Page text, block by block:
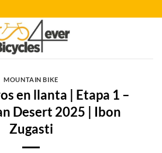
MOUNTAIN BIKE
en llanta | Etapa 1 –
Desert 2025 | Ibon
Zugasti